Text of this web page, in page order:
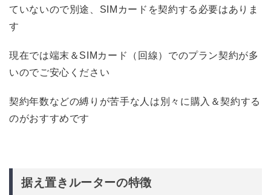
ていないので別途、SIMカードを契約する必要はありま
す
現在では端末＆SIMカード（回線）でのプラン契約が多
いのでご安心ください
契約年数などの縛りが苦手な人は別々に購入＆契約する
のがおすすめです
据え置きルーターの特徴